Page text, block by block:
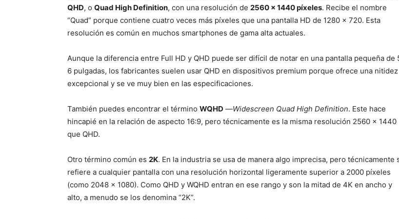
QHD, o Quad High Definition, con una resolución de 2560 × 1440 píxeles. Recibe el nombre
“Quad” porque contiene cuatro veces más píxeles que una pantalla HD de 1280 × 720. Esta
resolución es común en muchos smartphones de gama alta actuales.
Aunque la diferencia entre Full HD y QHD puede ser difícil de notar en una pantalla pequeña de
6 pulgadas, los fabricantes suelen usar QHD en dispositivos premium porque ofrece una nitidez
excepcional y se ve muy bien en las especificaciones.
También puedes encontrar el término WQHD —Widescreen Quad High Definition. Este hace
hincapié en la relación de aspecto 16:9, pero técnicamente es la misma resolución 2560 × 1440
que QHD.
Otro término común es 2K. En la industria se usa de manera algo imprecisa, pero técnicamente
refiere a cualquier pantalla con una resolución horizontal ligeramente superior a 2000 píxeles
(como 2048 × 1080). Como QHD y WQHD entran en ese rango y son la mitad de 4K en ancho y
alto, a menudo se los denomina “2K”.